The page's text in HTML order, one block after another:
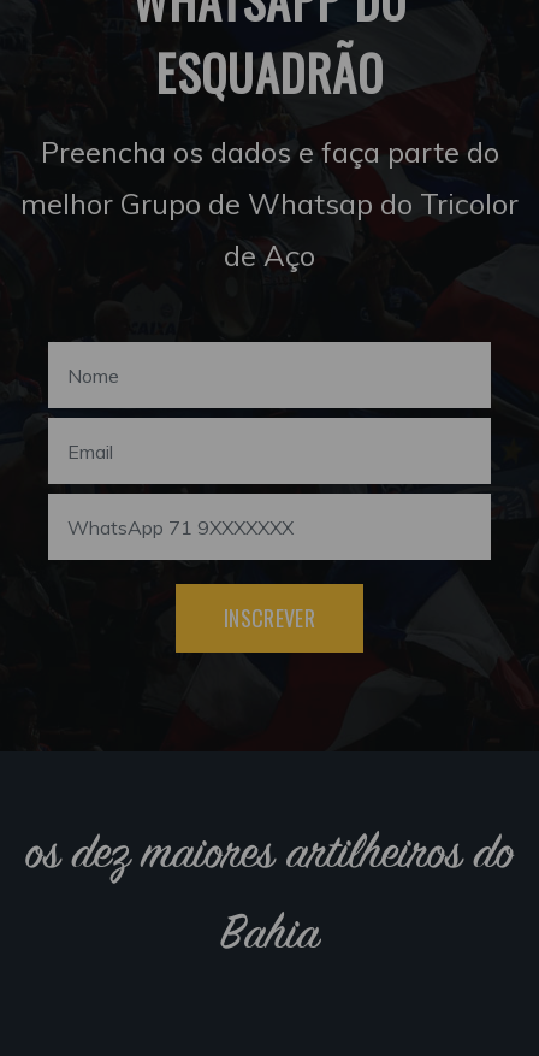
ESQUADRÃO
Preencha os dados e faça parte do
melhor Grupo de Whatsap do Tricolor
de Aço
INSCREVER
os dez maiores artilheiros do
Bahia